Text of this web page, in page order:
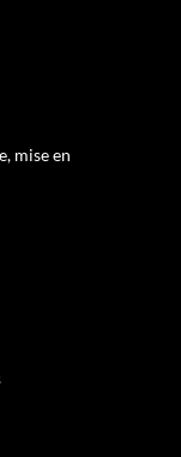
mise en